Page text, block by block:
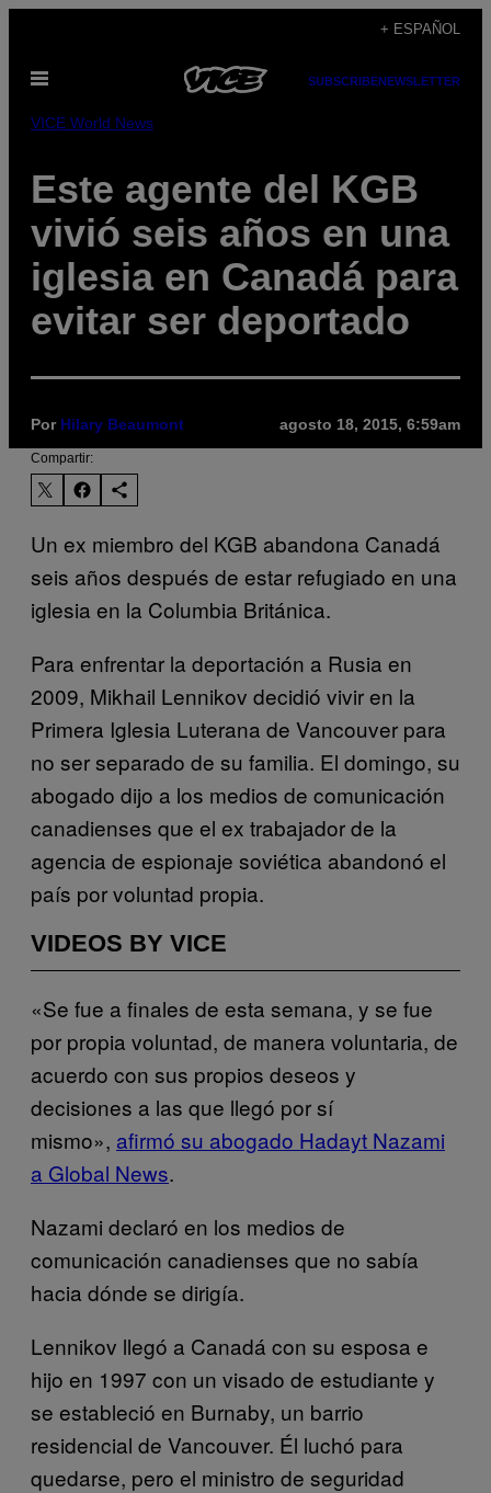
contenido
+ ESPAÑOL
Abrir
SUBSCRIBENEWSLETTER
VICE World News
Este agente del KGB
vivió seis años en una
iglesia en Canadá para
evitar ser deportado
Por Hilary Beaumont agosto 18, 2015, 6:59am
Compartir:
Un ex miembro del KGB abandona Canadá
seis años después de estar refugiado en una
iglesia en la Columbia Británica.
Para enfrentar la deportación a Rusia en
2009, Mikhail Lennikov decidió vivir en la
Primera Iglesia Luterana de Vancouver para
no ser separado de su familia. El domingo, su
abogado dijo a los medios de comunicación
canadienses que el ex trabajador de la
agencia de espionaje soviética abandonó el
país por voluntad propia.
VIDEOS BY VICE
«Se fue a finales de esta semana, y se fue
por propia voluntad, de manera voluntaria, de
acuerdo con sus propios deseos y
decisiones a las que llegó por sí
mismo», afirmó su abogado Hadayt Nazami
a Global News.
Nazami declaró en los medios de
comunicación canadienses que no sabía
hacia dónde se dirigía.
Lennikov llegó a Canadá con su esposa e
hijo en 1997 con un visado de estudiante y
se estableció en Burnaby, un barrio
residencial de Vancouver. Él luchó para
quedarse, pero el ministro de seguridad